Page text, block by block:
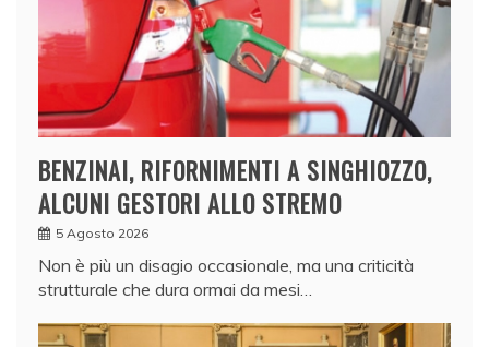
BENZINAI, RIFORNIMENTI A SINGHIOZZO,
ALCUNI GESTORI ALLO STREMO
5 Agosto 2026
Non è più un disagio occasionale, ma una criticità
strutturale che dura ormai da mesi…